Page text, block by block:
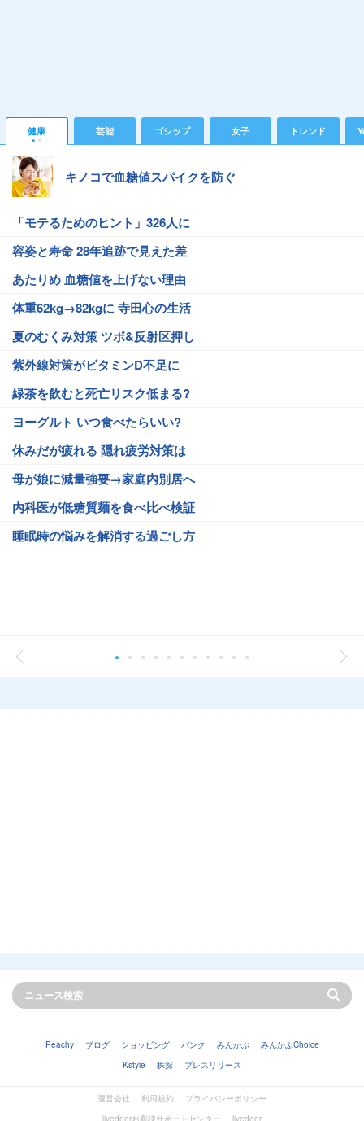
健康 芸能 ゴシップ 女子 トレンド
キノコで血糖値スパイクを防ぐ
「モテるためのヒント」326人に
容姿と寿命 28年追跡で見えた差
あたりめ 血糖値を上げない理由
体重62kg→82kgに 寺田心の生活
夏のむくみ対策 ツボ&反射区押し
紫外線対策がビタミンD不足に
緑茶を飲むと死亡リスク低まる?
ヨーグルト いつ食べたらいい?
休みだが疲れる 隠れ疲労対策は
母が娘に減量強要→家庭内別居へ
内科医が低糖質麺を食べ比べ検証
睡眠時の悩みを解消する過ごし方
Peachy ブログ ショッピング バンク みんかぶ
みんかぶChoice
Kstyle
株探 プレスリリース
運営会社 利用規約
プライバシーポリシー
livedoorお客様サポートセンター
livedoor